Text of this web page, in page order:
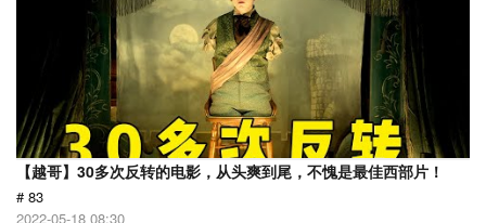
【越哥】30多次反转的电影，从头爽到尾，不愧是最佳西部片！
# 83
2022-05-18 08:30